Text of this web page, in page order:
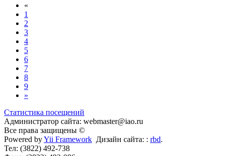
«
1
2
3
4
5
6
7
8
9
»
Статистика посещений
Администратор сайта: webmaster@iao.ru
Все права защищены ©
Powered byYii Framework Дизайн сайта: : rbd.
Тел: (3822) 492-738